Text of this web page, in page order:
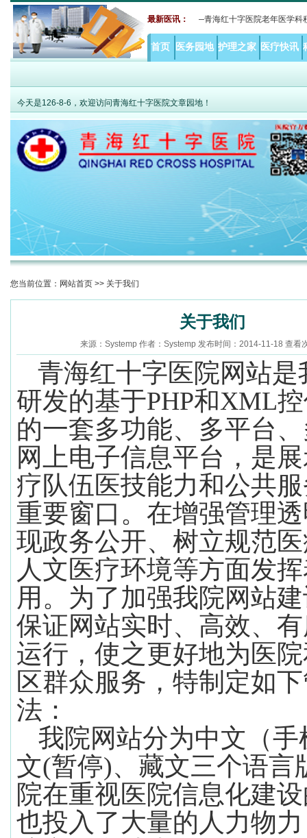
最新医讯：
克高原老年共病难题 MDT打破综合诊疗瓶颈——青海红十字医院老年医学科积极推
首页 医务园地 护理之家 医疗快讯
今天是126-8-6，欢迎访问青海红十字医院文章园地！
您当前位置： 网站首页 >> 关于我们
关于我们
来源：Systemp 作者：Systemp 发布时间：2014-11-18 查看
青海红十字医院网站是
研发的基于PHP和XML
的一套多功能、多平台
网上电子信息平台，是
疗队伍医技能力和公共
重要窗口。在增强管理
现政务公开、树立规范
人文医疗环境等方面发
用。为了加强我院网站
保证网站实时、高效、
运行， 使之更好地为医
区群众服务， 特制定如
法：
我院网站分为中文（手
文(暂停)、藏文三个语言
院在重视医院信息化建
也投入了大量的人力物